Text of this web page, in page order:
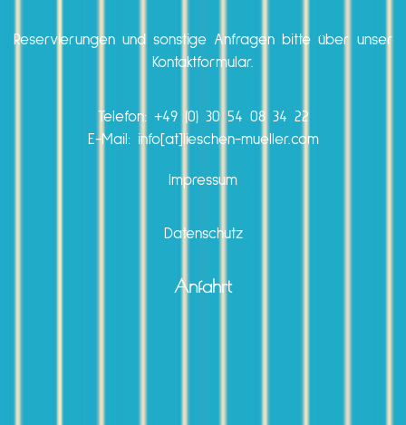
Reservierungen und sonstige Anfragen bitte über unser
Kontaktformular.
Telefon: +49 (0) 30 54 08 34 22
E-Mail: info[at]lieschen-mueller.com
Impressum
Datenschutz
Anfahrt